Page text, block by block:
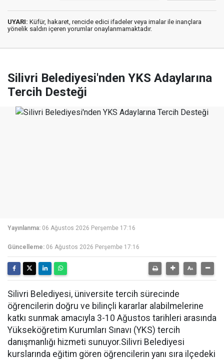
UYARI: Küfür, hakaret, rencide edici ifadeler veya imalar ile inançlara
yönelik saldırı içeren yorumlar onaylanmamaktadır.
Silivri Belediyesi'nden YKS Adaylarına
Tercih Desteği
Yayınlanma: 06 Ağustos 2026 Perşembe 17:16
Güncelleme: 06 Ağustos 2026 Perşembe 17:16
Silivri Belediyesi, üniversite tercih sürecinde
öğrencilerin doğru ve bilinçli kararlar alabilmelerine
katkı sunmak amacıyla 3-10 Ağustos tarihleri arasında
Yükseköğretim Kurumları Sınavı (YKS) tercih
danışmanlığı hizmeti sunuyor.Silivri Belediyesi
kurslarında eğitim gören öğrencilerin yanı sıra ilçedeki